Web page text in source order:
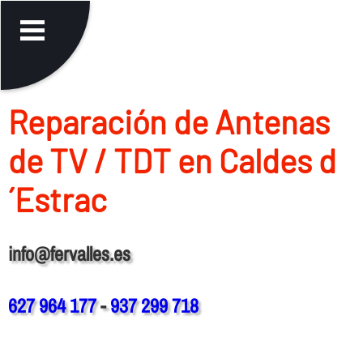
Reparación de Antenas
de TV / TDT en Caldes d
´Estrac
info@fervalles.es
627 964 177-937 299 718